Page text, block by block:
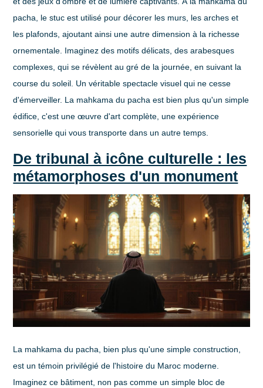
pacha, le stuc est utilisé pour décorer les murs, les arches et
les plafonds, ajoutant ainsi une autre dimension à la richesse
ornementale. Imaginez des motifs délicats, des arabesques
complexes, qui se révèlent au gré de la journée, en suivant la
course du soleil. Un véritable spectacle visuel qui ne cesse
d'émerveiller. La mahkama du pacha est bien plus qu'un simple
édifice, c'est uneœuvre d'art complète , une expérience
sensorielle qui vous transporte dans un autre temps.
De tribunal à icône culturelle : les
métamorphoses d'un monument
La mahkama du pacha, bien plus qu'une simple construction,
est un témoin privilégié de l'histoire du Maroc moderne.
Imaginez ce bâtiment, non pas comme un simple bloc de